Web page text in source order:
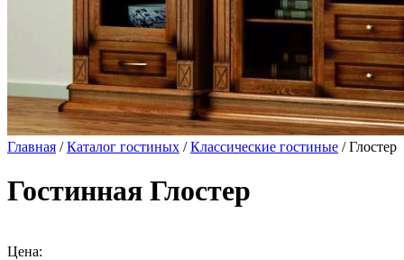
Главная /Каталог гостиных /Классические гостиные / Глостер
Гостинная Глостер
Цена: